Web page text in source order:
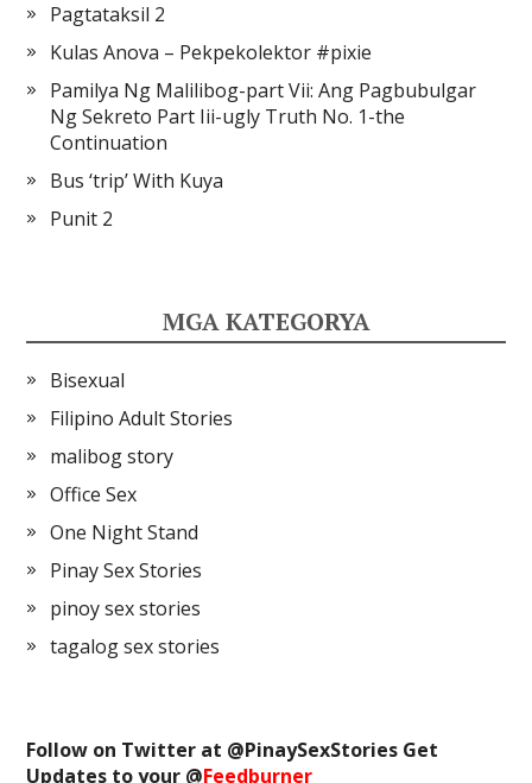
Pagtataksil 2
Kulas Anova – Pekpekolektor #pixie
Pamilya Ng Malilibog-part Vii: Ang Pagbubulgar
Ng Sekreto Part Iii-ugly Truth No. 1-the
Continuation
Bus ‘trip’ With Kuya
Punit 2
MGA KATEGORYA
Bisexual
Filipino Adult Stories
malibog story
Office Sex
One Night Stand
Pinay Sex Stories
pinoy sex stories
tagalog sex stories
Follow on Twitter at @PinaySexStories Get
Updates to your @Feedburner